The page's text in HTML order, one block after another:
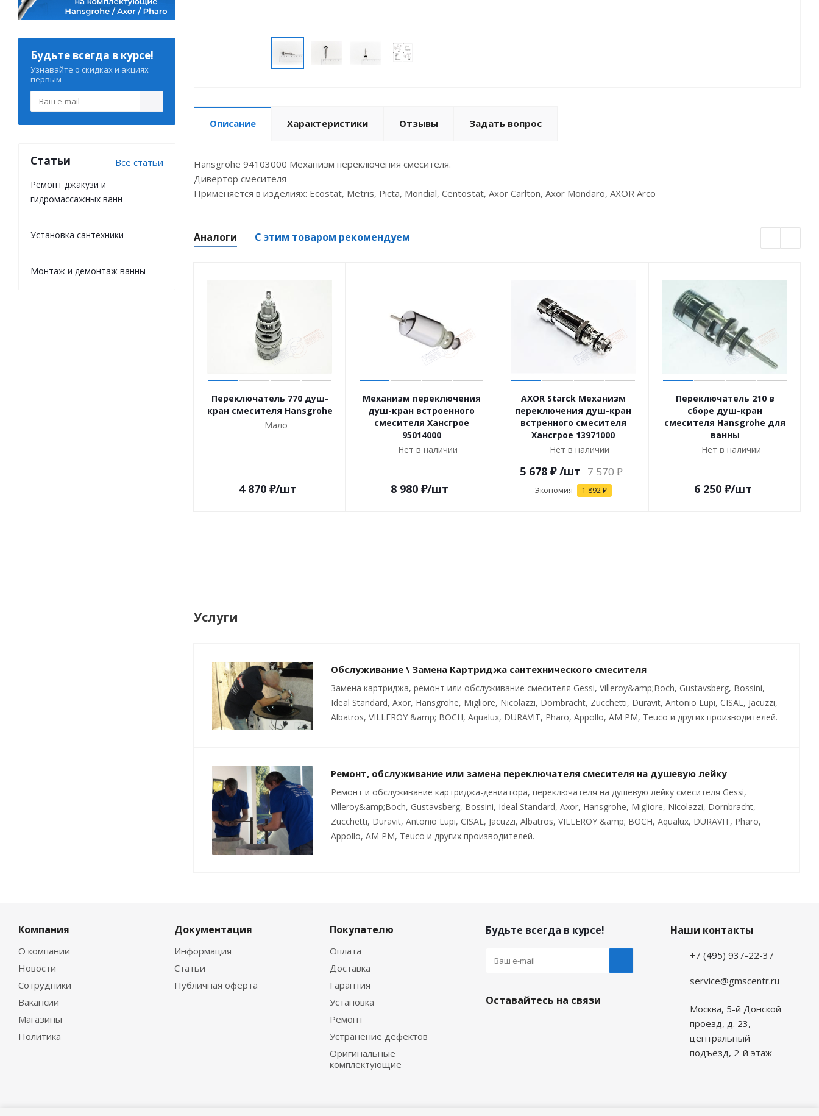
Описание Характеристики Отзывы Задать вопрос
Hansgrohe 94103000 Механизм переключения смесителя.
Дивертор смесителя
Применяется в изделиях: Ecostat, Metris, Picta, Mondial, Centostat, Axor Carlton, Axor Mondaro, AXOR Arco
Аналоги С этим товаром рекомендуем
Переключатель 770 душ-
кран смесителя Hansgrohe
Мало
4 870₽/шт
Механизм переключения
душ-кран встроенного
смесителя Хансгрое
95014000
Нет в наличии
8 980₽/шт
AXOR Starck Механизм
переключения душ-кран
встренного смесителя
Хансгрое 13971000
Нет в наличии
5 678₽ /шт 7 570₽
Экономия 1 892₽
Переключатель 210 в
сборе душ-кран
смесителя Hansgrohe для
ванны
Нет в наличии
6 250₽/шт
Услуги
Обслуживание \ Замена Картриджа сантехнического смесителя
Замена картриджа, ремонт или обслуживание смесителя Gessi, Villeroy&amp;Boch, Gustavsberg, Bossini,
Ideal Standard, Axor, Hansgrohe, Migliore, Nicolazzi, Dornbracht, Zucchetti, Duravit, Antonio Lupi, CISAL, Jacuzzi,
Albatros, VILLEROY &amp; BOCH, Aqualux, DURAVIT, Pharo, Appollo, AM PM, Teuco и других производителей.
Ремонт, обслуживание или замена переключателя смесителя на душевую лейку
Ремонт и обслуживание картриджа-девиатора, переключателя на душевую лейку смесителя Gessi,
Villeroy&amp;Boch, Gustavsberg, Bossini, Ideal Standard, Axor, Hansgrohe, Migliore, Nicolazzi, Dornbracht,
Zucchetti, Duravit, Antonio Lupi, CISAL, Jacuzzi, Albatros, VILLEROY &amp; BOCH, Aqualux, DURAVIT, Pharo,
Appollo, AM PM, Teuco и других производителей.
Будьте всегда в курсе!
Узнавайте о скидках и акциях
первым
Статьи Все статьи
Ремонт джакузи и
гидромассажных ванн
Установка сантехники
Монтаж и демонтаж ванны
Компания
О компании
Новости
Сотрудники
Вакансии
Магазины
Политика
Документация
Информация
Статьи
Публичная оферта
Покупателю
Оплата
Доставка
Гарантия
Установка
Ремонт
Устранение дефектов
Оригинальные
комплектующие
Будьте всегда в курсе!
Оставайтесь на связи
Наши контакты
+7 (495) 937-22-37
service@gmscentr.ru
Москва, 5-й Донской
проезд, д. 23,
центральный
подъезд, 2-й этаж